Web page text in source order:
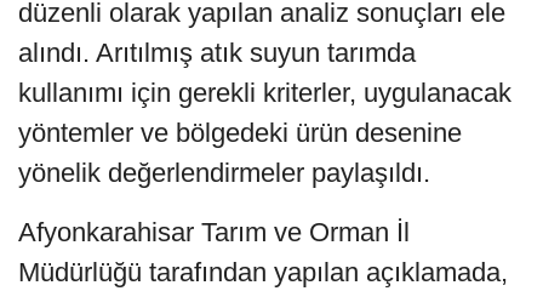
düzenli olarak yapılan analiz sonuçları ele
alındı. Arıtılmış atık suyun tarımda
kullanımı için gerekli kriterler, uygulanacak
yöntemler ve bölgedeki ürün desenine
yönelik değerlendirmeler paylaşıldı.
Afyonkarahisar Tarım ve Orman İl
Müdürlüğü tarafından yapılan açıklamada,